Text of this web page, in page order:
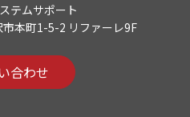
テムサポート
本町1-5-2 リファーレ9F
合わせ